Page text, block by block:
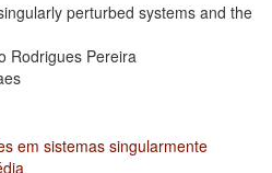
perturbed systems and the
Rodrigues Pereira
em sistemas singularmente